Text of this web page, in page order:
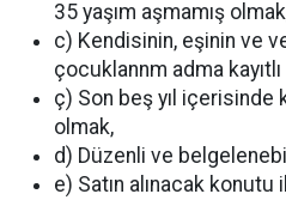
35 yaşım aşmamış
c) Kendisinin, eşinin ve
çocuklannm adma
ç) Son beş yıl içerisinde
olmak,
d) Düzenli ve
e) Satın alınacak konutu